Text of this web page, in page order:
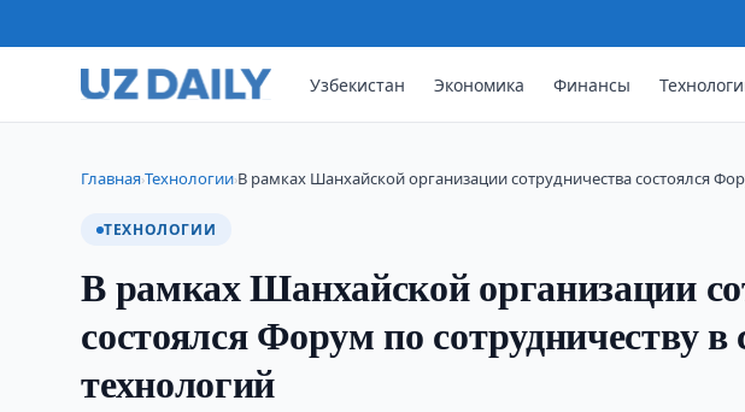
Узбекистан Экономика Финансы
Главная›Технологии›В рамках Шанхайской организации сотрудничества состоялся
ТЕХНОЛОГИИ
В рамках Шанхайской организации
состоялся Форум по сотрудничеству
технологий